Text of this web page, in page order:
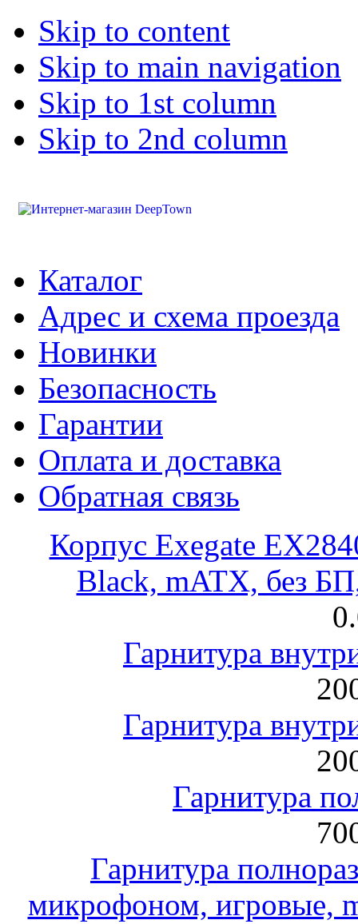
Skip to content
Skip to main navigation
Skip to 1st column
Skip to 2nd column
Каталог
Адрес и схема проезда
Новинки
Безопасность
Гарантии
Оплата и доставка
Обратная связь
Корпус Exegate
Black, mATX, без
Гарнитура
Гарнитура
Гарнитура
Гарнитура
микрофоном, игровые,